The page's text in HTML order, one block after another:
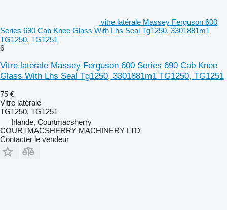
vitre latérale Massey Ferguson 600
Series 690 Cab Knee Glass With Lhs Seal Tg1250, 3301881m1
TG1250, TG1251
6
Vitre latérale Massey Ferguson 600 Series 690 Cab Knee
Glass With Lhs Seal Tg1250, 3301881m1 TG1250, TG1251
75 €
Vitre latérale
TG1250, TG1251
Irlande, Courtmacsherry
COURTMACSHERRY MACHINERY LTD
Contacter le vendeur